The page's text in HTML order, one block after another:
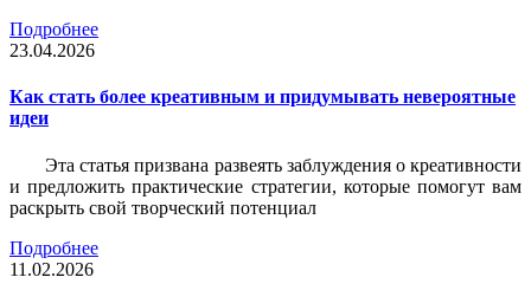
Подробнее
23.04.2026
Как стать более креативным и придумывать невероятные
идеи
Эта статья призвана развеять заблуждения о креативности
и предложить практические стратегии, которые помогут вам
раскрыть свой творческий потенциал
Подробнее
11.02.2026